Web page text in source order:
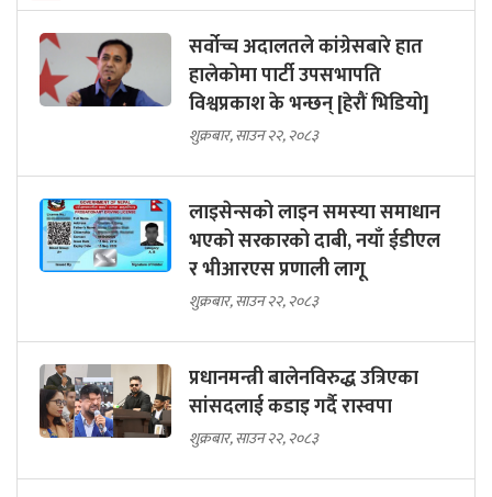
सर्वोच्च अदालतले कांग्रेसबारे हात
हालेकोमा पार्टी उपसभापति
विश्वप्रकाश के भन्छन् [हेरौं भिडियो]
शुक्रबार, साउन २२, २०८३
लाइसेन्सको लाइन समस्या समाधान
भएको सरकारको दाबी, नयाँ ईडीएल
र भीआरएस प्रणाली लागू
शुक्रबार, साउन २२, २०८३
प्रधानमन्त्री बालेनविरुद्ध उत्रिएका
सांसदलाई कडाइ गर्दै रास्वपा
शुक्रबार, साउन २२, २०८३